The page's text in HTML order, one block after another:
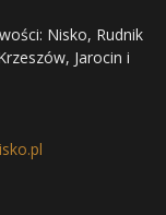
Nisko, Rudnik
Jarocin i